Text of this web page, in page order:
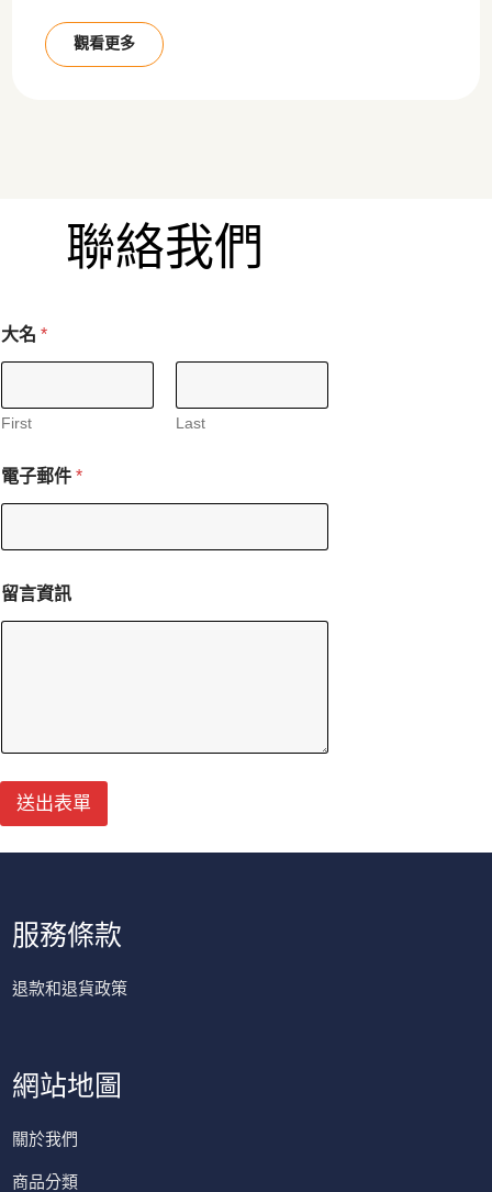
觀看更多
聯絡我們
大名 *
First Last
電子郵件 *
子
郵
郵
件
留言資訊
送出表單
服務條款
退款和退貨政策
網站地圖
關於我們
商品分類